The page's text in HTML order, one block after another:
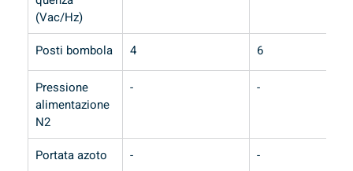
(Vac/Hz)
Posti bombola 4 6
Pressione
alimentazione
N2
- -
Portata azoto - -